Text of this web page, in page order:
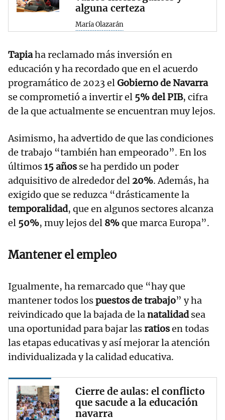
alguna certeza
María Olazarán
Tapiaha reclamado más inversión en
educación y ha recordado que en el acuerdo
programático de 2023 el Gobierno de Navarra
se comprometió a invertir el 5% del PIB, cifra
de la que actualmente se encuentran muy lejos.
Asimismo, ha advertido de que las condiciones
de trabajo “también han empeorado”. En los
últimos15 años se ha perdido un poder
adquisitivo de alrededor del 20%. Además, ha
exigido que se reduzca “drásticamente la
temporalidad, que en algunos sectores alcanza
el 50%, muy lejos del 8%que marca Europa”.
Mantener el empleo
Igualmente, ha remarcado que “hay que
mantener todos lospuestos de trabajo” y ha
reivindicado que la bajada de la natalidadsea
una oportunidad para bajar lasratiosen todas
las etapas educativas y así mejorar la atención
individualizada y la calidad educativa.
Cierre de aulas: el conflicto
que sacude a la educación
navarra